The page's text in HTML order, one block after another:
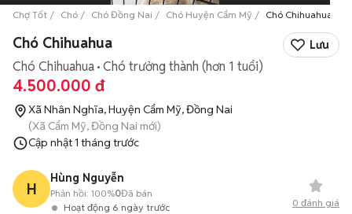
Chợ Tốt Chó Chó Đồng Nai Chó Huyện Cẩm Mỹ Chó Chihuahua
Chó Chihuahua Lưu
Chó Chihuahua Chó trưởng thành (hơn 1 tuổi)
4.500.000 đ
Xã Nhân Nghĩa, Huyện Cẩm Mỹ, Đồng Nai
(Xã Cẩm Mỹ, Đồng Nai mới)
Cập nhật1 tháng trước
H
Hùng Nguyễn
Hoạt động 6 ngày trước
Phản hồi: 100%0Đã bán
0 đánh giá